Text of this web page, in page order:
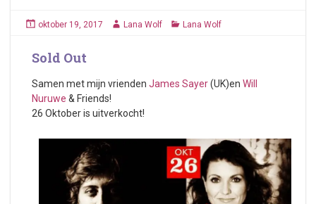
oktober 19, 2017 Lana Wolf Lana Wolf
Sold Out
Samen met mijn vrienden James Sayer(UK)en Will
Nuruwe & Friends!
26 Oktober is uitverkocht!